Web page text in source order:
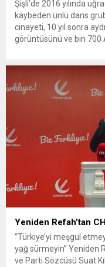
Şişli’de 2016 yılında
kaybeden ünlü dans
cinayeti, 10 yıl sonra
görüntüsünü ve bin 700
Yeniden Refah’tan
“Türkiye’yi meşgul
yağ sürmeyin” Yeniden
ve Parti Sözcüsü Suat